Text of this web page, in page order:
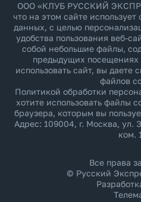
ООО «КЛУБ РУССКИЙ
что на этом сайте
данных, с целью
удобства пользования веб-
собой небольшие файлы,
предыдущих посещениях
использовать сайт, вы даете
файлов
Политикой обработки
хотите использовать файлы
браузера, которым вы
Адрес: 109004, г. Москва, ул.
ком.
Все права
© Русский